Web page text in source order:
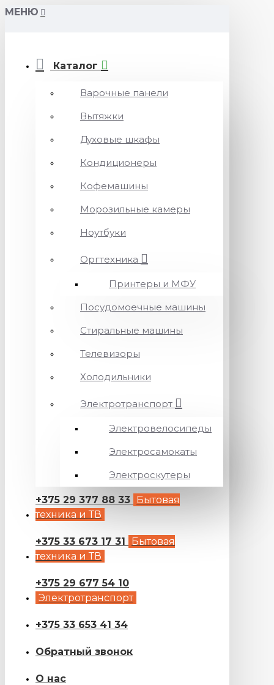
МЕНЮ
Каталог
Варочные панели
Вытяжки
Духовые шкафы
Кондиционеры
Кофемашины
Морозильные камеры
Ноутбуки
Оргтехника
Принтеры и МФУ
Посудомоечные машины
Стиральные машины
Телевизоры
Холодильники
Электротранспорт
Электровелосипеды
Электросамокаты
Электроскутеры
+375 29 377 88 33 Бытовая
техника и ТВ
+375 33 673 17 31
Бытовая
техника и ТВ
+375 29 677 54 10
Электротранспорт
+375 33 653 41 34
Обратный звонок
О нас